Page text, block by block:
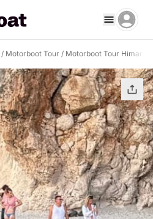
/ Motorboot Tour / Motorboot Tour Himarë